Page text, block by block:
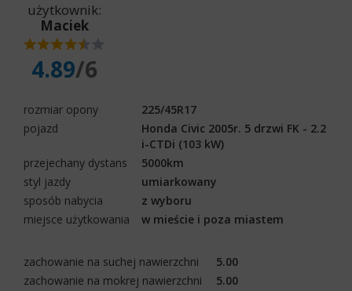
użytkownik:
Maciek
4.89/6
rozmiar opony
225/45R17
pojazd
Honda Civic 2005r. 5 drzwi FK - 2.2
i-CTDi (103 kW)
przejechany dystans
5000km
styl jazdy
umiarkowany
sposób nabycia
z wyboru
miejsce użytkowania
w mieście i poza miastem
zachowanie na suchej nawierzchni
5.00
zachowanie na mokrej nawierzchni
5.00